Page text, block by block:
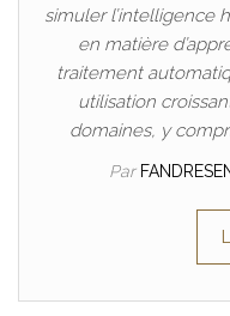
simuler l’intelligence
en matière
traitement
utilisation
domaines, y
Par